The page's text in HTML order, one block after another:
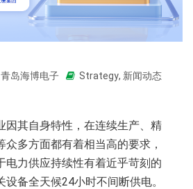
青岛海博电子 Strategy, 新闻动态
因其自身特性，在连续生产、精
多方面都有着相当高的要求，
电力供应持续性有着近乎苛刻的
备全天候24小时不间断供电。